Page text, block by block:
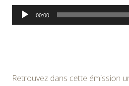
Lecteur
audio
00:00
Retrouvez dans cette émission